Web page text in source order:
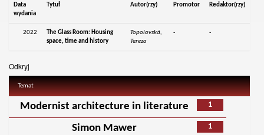
Data
wydania
Tytuł Autor(rzy) Promotor Redaktor(rzy)
2022
The Glass Room: Housing
space, time and history
Topolovská,
Tereza
- -
Odkryj
Temat
1
Modernist architecture in literature
1
Simon Mawer